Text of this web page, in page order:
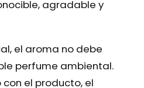
agradable y
el aroma no debe
perfume ambiental.
el producto, el